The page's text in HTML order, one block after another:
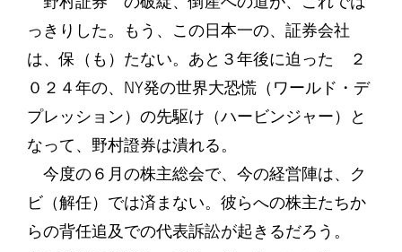
っきりした。もう、この日本一の、証券会社
は、保（も）たない。あと３年後に迫った ２
０２４年の、NY発の世界大恐慌（ワールド・デ
プレッション）の先駆け（ハービンジャー）と
なって、野村證券は潰れる。
今度の６月の株主総会で、今の経営陣は、ク
ビ（解任）では済まない。彼らへの株主たちか
らの背任追及での代表訴訟が起きるだろう。